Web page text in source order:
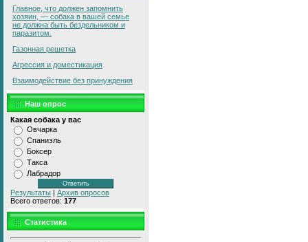
Главное, что должен запомнить
хозяин, — собака в вашей семье
не должна быть бездельником и
паразитом.
Газонная решетка
Агрессия и доместикация
Взаимодействие без принуждения
Наш опрос
Какая собака у вас
Овчарка
Спаниэль
Боксер
Такса
Лабрадор
Результаты | Архив опросов
Всего ответов: 177
Статистика